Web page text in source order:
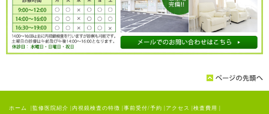
ホーム 監修医院紹介 内視鏡検査の特徴 事前受付/予約 アクセス 検査費用